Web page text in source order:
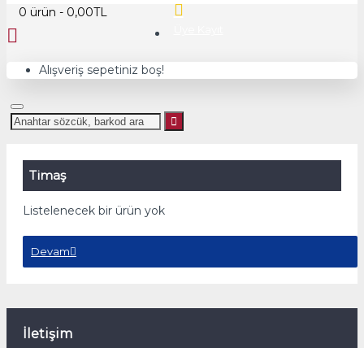
0 ürün - 0,00TL
Alışveriş sepetiniz boş!
Timaş
Listelenecek bir ürün yok
Devam
İletişim